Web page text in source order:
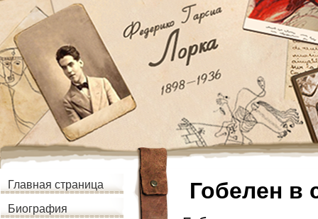
Главная страница
Биография
Гобелен в